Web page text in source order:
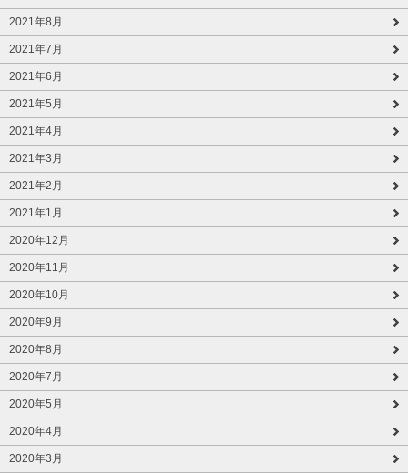
2021年8月
2021年7月
2021年6月
2021年5月
2021年4月
2021年3月
2021年2月
2021年1月
2020年12月
2020年11月
2020年10月
2020年9月
2020年8月
2020年7月
2020年5月
2020年4月
2020年3月